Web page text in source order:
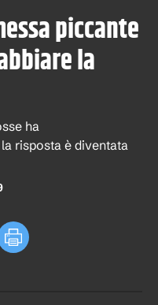
piccante
la
ha
risposta è diventata